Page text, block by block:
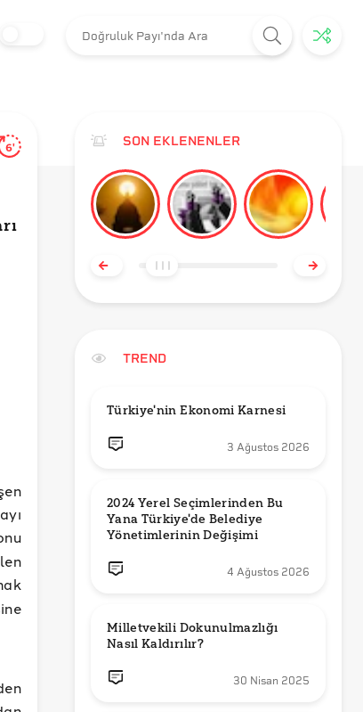
6' SON EKLENENLER
TREND
Türkiye'nin Ekonomi Karnesi
3 Ağustos 2026
2024 Yerel Seçimlerinden Bu
Yana Türkiye'de Belediye
Yönetimlerinin Değişimi
4 Ağustos 2026
Milletvekili Dokunulmazlığı
Nasıl Kaldırılır?
30 Nisan 2025